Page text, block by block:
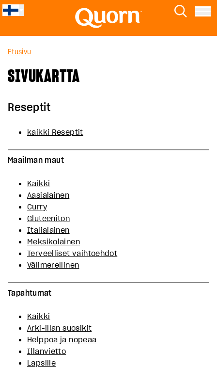
Skip to main contentQuorn Etsi
Menu
Etusivu
SIVUKARTTA
Reseptit
kaikki Reseptit
Maailman maut
Kaikki
Aasialainen
Curry
Gluteeniton
Italialainen
Meksikolainen
Terveelliset vaihtoehdot
Välimerellinen
Tapahtumat
Kaikki
Arki-illan suosikit
Helppoa ja nopeaa
Illanvietto
Lapsille